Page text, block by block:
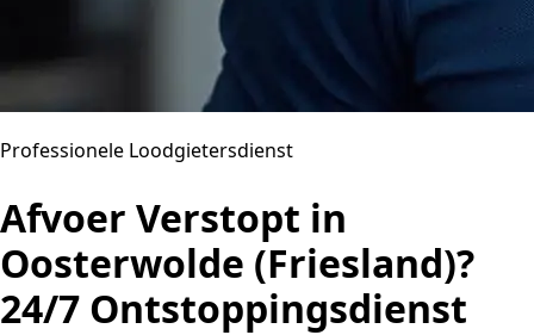
Professionele Loodgietersdienst
Afvoer Verstopt in
Oosterwolde (Friesland)?
24/7 Ontstoppingsdienst